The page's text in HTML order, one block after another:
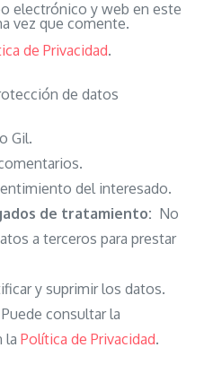
electrónico y web en este
vez que comente.
de Privacidad.
de datos
Gil.
del interesado.
de tratamiento: No
a terceros para prestar
y suprimir los datos.
Puede consultar la
laPolítica de Privacidad.